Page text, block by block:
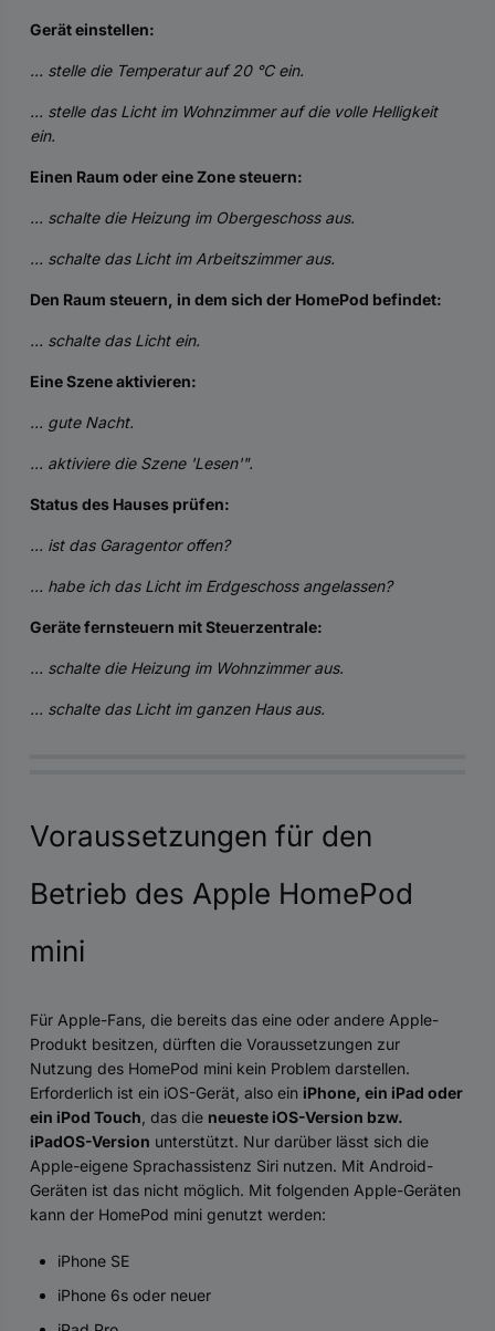
Gerät einstellen:
... stelle die Temperatur auf 20 °C ein.
... stelle das Licht im Wohnzimmer auf die volle Helligkeit
ein.
Einen Raum oder eine Zone steuern:
... schalte die Heizung im Obergeschoss aus.
... schalte das Licht im Arbeitszimmer aus.
Den Raum steuern, in dem sich der HomePod befindet:
... schalte das Licht ein.
Eine Szene aktivieren:
... gute Nacht.
... aktiviere die Szene 'Lesen'".
Status des Hauses prüfen:
... ist das Garagentor offen?
... habe ich das Licht im Erdgeschoss angelassen?
Geräte fernsteuern mit Steuerzentrale:
... schalte die Heizung im Wohnzimmer aus.
... schalte das Licht im ganzen Haus aus.
Voraussetzungen für den
Betrieb des Apple HomePod
mini
Für Apple-Fans, die bereits das eine oder andere Apple-
Produkt besitzen, dürften die Voraussetzungen zur
Nutzung des HomePod mini kein Problem darstellen.
Erforderlich ist ein iOS-Gerät, also ein iPhone, ein iPad oder
ein iPod Touch , das die neueste iOS-Version bzw.
iPadOS-Version unterstützt. Nur darüber lässt sich die
Apple-eigene Sprachassistenz Siri nutzen. Mit Android-
Geräten ist das nicht möglich. Mit folgenden Apple-Geräten
kann der HomePod mini genutzt werden:
iPhone SE
iPhone 6s oder neuer